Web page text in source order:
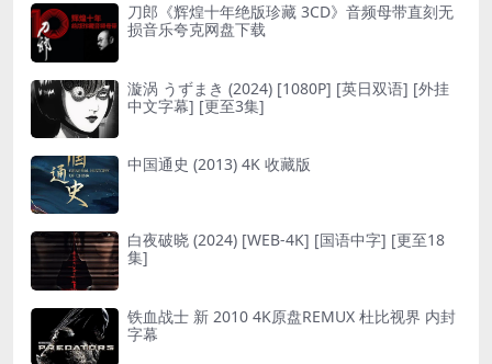
刀郎《辉煌十年绝版珍藏 3CD》音频母带直刻无
损音乐夸克网盘下载
漩涡 うずまき (2024) [1080P] [英日双语] [外挂
中文字幕] [更至3集]
中国通史 (2013) 4K 收藏版
白夜破晓 (2024) [WEB-4K] [国语中字] [更至18
集]
铁血战士 新 2010 4K原盘REMUX 杜比视界 内封
字幕